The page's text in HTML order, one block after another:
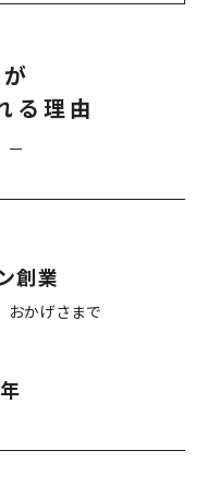
る理由
創業
おかげさまで
年